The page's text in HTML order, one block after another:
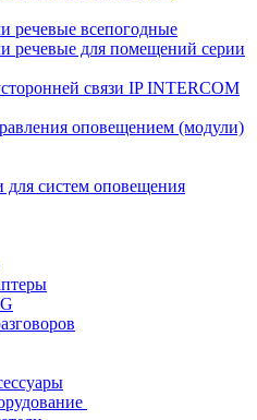
речевые всепогодные
речевые для помещений серии
связи IP INTERCOM
оповещением (модули)
для систем оповещения